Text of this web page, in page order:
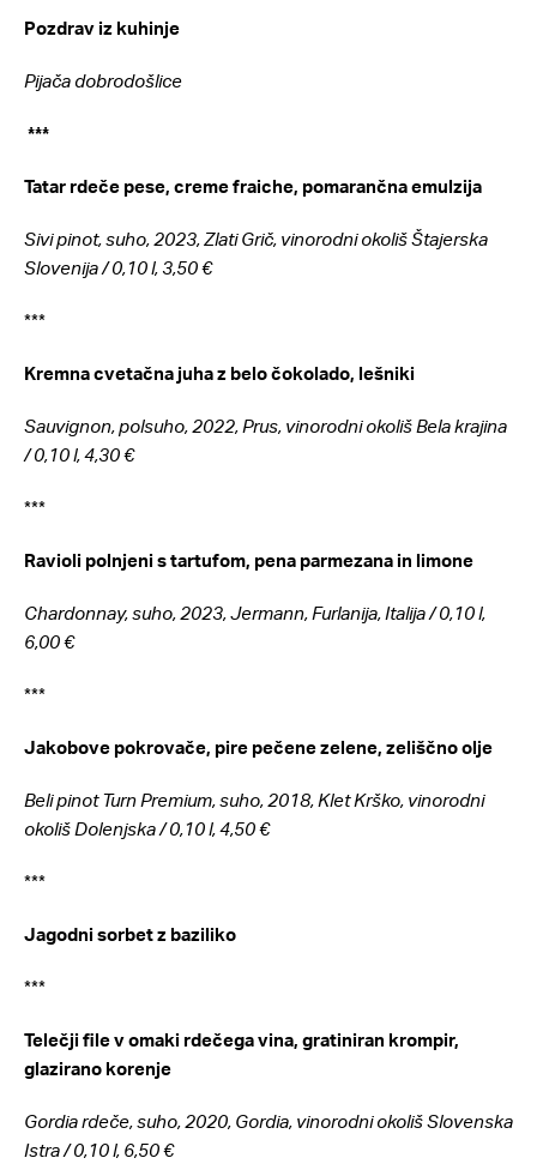
Pozdrav iz kuhinje
Pijača dobrodošlice
***
Tatar rdeče pese, creme fraiche, pomarančna emulzija
Sivi pinot, suho, 2023, Zlati Grič, vinorodni okoliš Štajerska
Slovenija /0,10 l, 3,50 €
***
Kremna cvetačna juha z belo čokolado, lešniki
Sauvignon, polsuho, 2022, Prus, vinorodni okoliš Bela krajina
/0,10 l, 4,30 €
***
Ravioli polnjeni s tartufom, pena parmezana in limone
Chardonnay, suho, 2023, Jermann, Furlanija, Italija /0,10 l,
6,00 €
***
Jakobove pokrovače, pire pečene zelene, zeliščno olje
Beli pinot Turn Premium, suho, 2018, Klet Krško, vinorodni
okoliš Dolenjska /0,10 l, 4,50 €
***
Jagodni sorbet z baziliko
***
Telečji file v omaki rdečega vina, gratiniran krompir,
glazirano korenje
Gordia rdeče, suho, 2020, Gordia, vinorodni okoliš Slovenska
Istra /0,10 l, 6,50 €